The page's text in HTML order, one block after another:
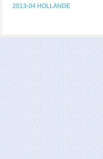
2013-04 HOLLANDE